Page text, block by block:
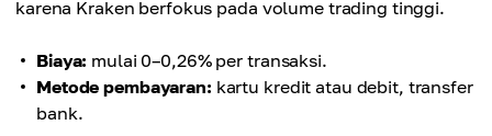
karena Kraken berfokus pada volume trading tinggi.
Biaya: mulai 0–0,26% per transaksi.
Metode pembayaran: kartu kredit atau debit, transfer
bank.